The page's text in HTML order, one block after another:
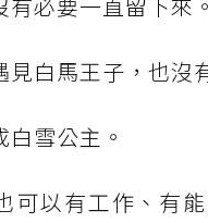
見白馬王子，也沒
雪公主。
可以有工作、有